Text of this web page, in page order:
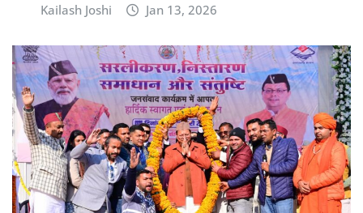
Kailash Joshi Jan 13, 2026